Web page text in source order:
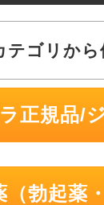
テゴリか
正規品/
勃起薬